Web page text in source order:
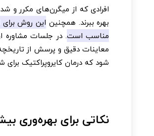
افرادی که از میگرن‌های مکرر و
بهره ببرند. همچنین این روش
مناسب است. در جلسات مشاوره
معاینات دقیق و پرسش از
شود که درمان کایروپراکتیک
نکاتی برای بهره‌وری